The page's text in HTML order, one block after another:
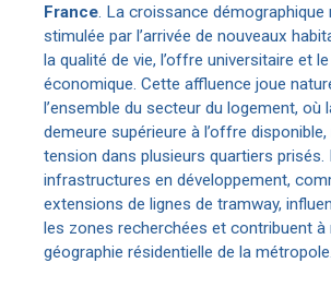
France. La croissance démographique
stimulée par l’arrivée de nouveaux
la qualité de vie, l’offre universitaire et
économique. Cette affluence joue
l’ensemble du secteur du logement, où
demeure supérieure à l’offre
tension dans plusieurs quartiers prisés.
infrastructures en développement,
extensions de lignes de tramway,
les zones recherchées et contribuent à
géographie résidentielle de la métropole.